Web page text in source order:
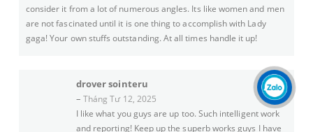
consider it from a lot of numerous angles. Its like women and men
are not fascinated until it is one thing to accomplish with Lady
gaga! Your own stuffs outstanding. At all times handle it up!
drover sointeru
– Tháng Tư 12, 2025
I like what you guys are up too. Such intelligent work
and reporting! Keep up the superb works guys I have